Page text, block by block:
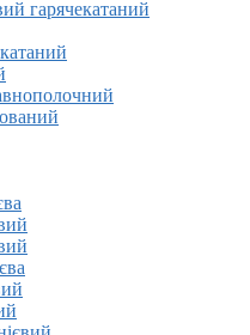
гарячекатаний